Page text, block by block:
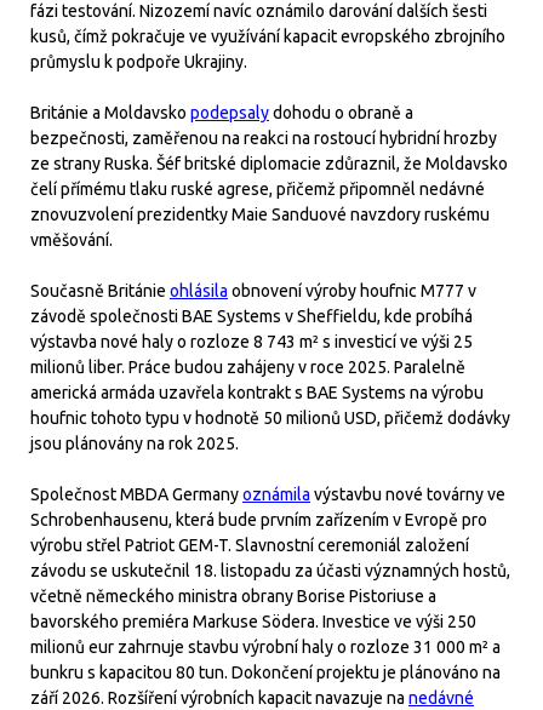
fázi testování. Nizozemí navíc oznámilo darování dalších šesti
kusů, čímž pokračuje ve využívání kapacit evropského zbrojního
průmyslu k podpoře Ukrajiny.
Británie a Moldavsko podepsalydohodu o obraně a
bezpečnosti, zaměřenou na reakci na rostoucí hybridní hrozby
ze strany Ruska. Šéf britské diplomacie zdůraznil, že Moldavsko
čelí přímému tlaku ruské agrese, přičemž připomněl nedávné
znovuzvolení prezidentky Maie Sanduové navzdory ruskému
vměšování.
Současně Británie ohlásila obnovení výroby houfnic M777 v
závodě společnosti BAE Systems v Sheffieldu, kde probíhá
výstavba nové haly o rozloze 8 743 m² s investicí ve výši 25
milionů liber. Práce budou zahájeny v roce 2025. Paralelně
americká armáda uzavřela kontrakt s BAE Systems na výrobu
houfnic tohoto typu v hodnotě 50 milionů USD, přičemž dodávky
jsou plánovány na rok 2025.
Společnost MBDA Germanyoznámila výstavbu nové továrny ve
Schrobenhausenu, která bude prvním zařízením v Evropě pro
výrobu střel Patriot GEM-T. Slavnostní ceremoniál založení
závodu se uskutečnil 18. listopadu za účasti významných hostů,
včetně německého ministra obrany Borise Pistoriuse a
bavorského premiéra Markuse Södera. Investice ve výši 250
milionů eur zahrnuje stavbu výrobní haly o rozloze 31 000 m² a
bunkru s kapacitou 80 tun. Dokončení projektu je plánováno na
září 2026. Rozšíření výrobních kapacit navazuje na nedávné